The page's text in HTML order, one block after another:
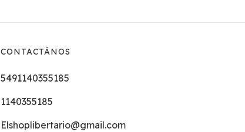
CONTACTÁNOS
5491140355185
1140355185
Elshoplibertario@gmail.com